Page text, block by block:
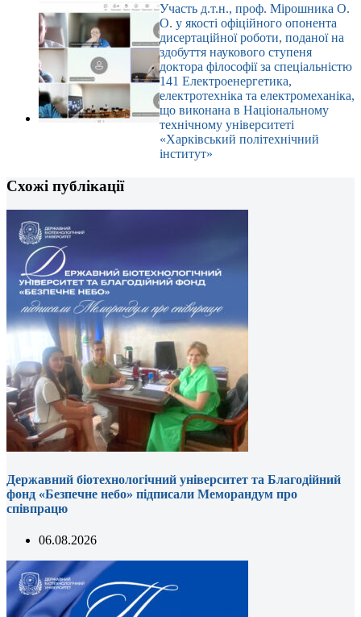
Участь д.т.н., проф. Мірошника О.
О. у якості офіційного опонента
дисертаційної роботи, поданої на
здобуття наукового ступеня
доктора філософії за спеціальністю
141 Електроенергетика,
електротехніка та електромеханіка,
що виконана в Національному
технічному університеті
«Харківський політехнічний
інститут»
Схожі публікації
Державний біотехнологічний університет та Благодійний
фонд «Безпечне небо» підписали Меморандум про
співпрацю
06.08.2026